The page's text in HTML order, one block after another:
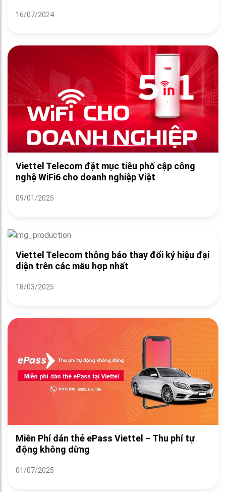
16/07/2024
Viettel Telecom đặt mục tiêu phổ cập công
nghệ WiFi6 cho doanh nghiệp Việt
09/01/2025
Viettel Telecom thông báo thay đổi ký hiệu đại
diện trên các mẫu hợp nhất
18/03/2025
Miễn Phí dán thẻ ePass Viettel – Thu phí tự
động không dừng
01/07/2025